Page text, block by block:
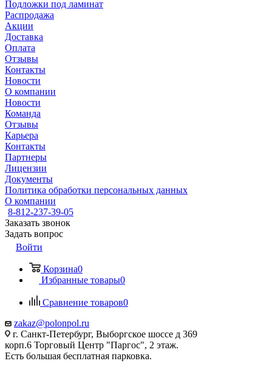
Подложки под ламинат
Распродажа
Акции
Доставка
Оплата
Отзывы
Контакты
Новости
О компании
Новости
Команда
Отзывы
Карьера
Контакты
Партнеры
Лицензии
Документы
Политика обработки персональных данных
О компании
8-812-237-39-05
Заказать звонок
Задать вопрос
Войти
Корзина0
Избранные товары0
Сравнение товаров0
zakaz@polonpol.ru
г. Санкт-Петербург, Выборгское шоссе д 369
корп.6 Торговый Центр "Паргос", 2 этаж.
Есть большая бесплатная парковка.